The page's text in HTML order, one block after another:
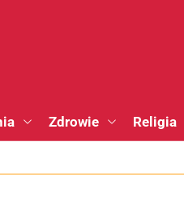
Zdrowie Religia